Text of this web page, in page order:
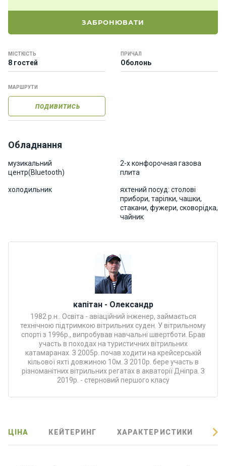
ЗАБРОНЮВАТИ
МІСТКІСТЬ
8 гостей
ПРИЧАЛ
Оболонь
МАРШРУТИ
ПОДИВИТИСЬ
Обладнання
музикальний
центр(Bluetooth)
2-х конфорочная газова
плита
холодильник
яхтений посуд: столові
прибори, тарілки, чашки,
стакани, фужери, сковорідка,
чайник
капітан - Олександр
1982 р.н.. Освіта - авіаційний інженер, займається
технічною підтримкою вітрильних суден. У вітрильному
спорті з 1996р., випробував навчальні швертботи. Брав
участь в походах на туристичних вітрильних
катамаранах. З 2005р. почав ходити на крейсерській
кільової яхті довжиною 10м. З 2010р. бере участь в
різноманітних вітрильних регатах в акваторії Дніпра. З
2019р. - стерновий першого класу
ЦІНА КЕЙТЕРИНГ ХАРАКТЕРИСТИКИ
і
К
а
е
р
Про
ми
сертифі
кати
Розваг
и
Річкові
Відгуки